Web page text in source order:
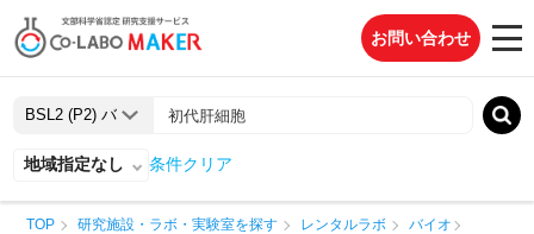
お問い合わせ
地域指定なし 条件クリア
TOP 研究施設・ラボ・実験室を探す レンタルラボ
バイオ